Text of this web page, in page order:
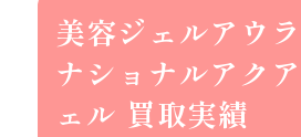
美容ジェルアウ
ナショナルアク
ェル 買取実績